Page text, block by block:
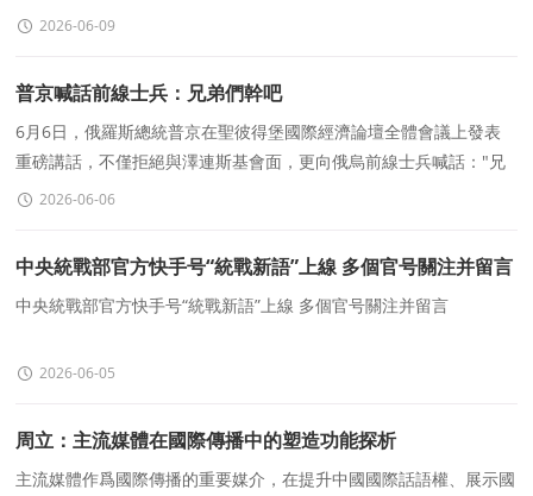
筏闆混凝土澆築，爲項目築牢了堅實的“地下根基”，
2026-06-09
普京喊話前線士兵：兄弟們幹吧
6月6日，俄羅斯總統普京在聖彼得堡國際經濟論壇全體會議上發表
重磅講話，不僅拒絕與澤連斯基會面，更向俄烏前線士兵喊話："兄
弟們，繼續戰鬥吧！"
2026-06-06
中央統戰部官方快手号“統戰新語”上線 多個官号關注并留言
中央統戰部官方快手号“統戰新語”上線 多個官号關注并留言
2026-06-05
周立：主流媒體在國際傳播中的塑造功能探析
主流媒體作爲國際傳播的重要媒介，在提升中國國際話語權、展示國